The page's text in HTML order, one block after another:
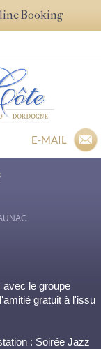
Booking
E-MAIL
le groupe
gratuit à l'issu
: Soirée Jazz